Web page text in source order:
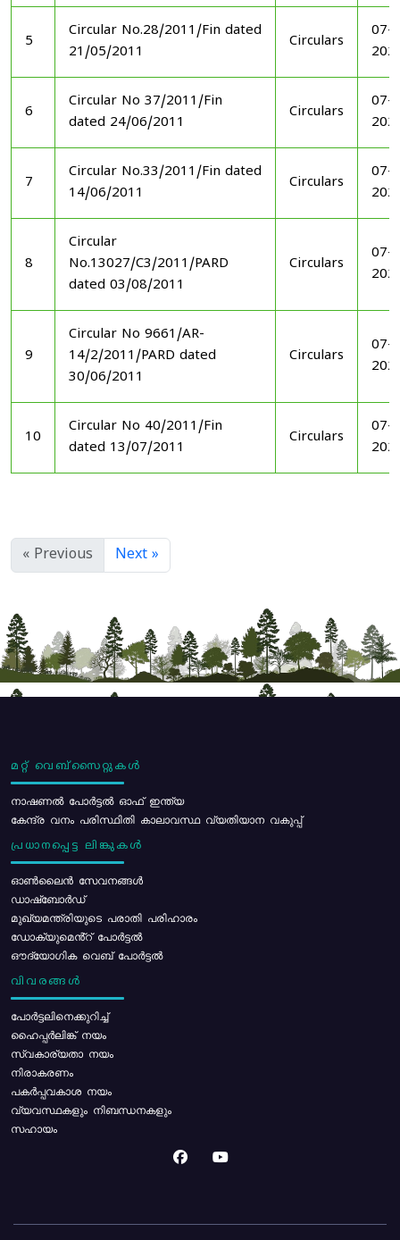
5
Circular No.28/2011/Fin dated
21/05/2011
Circulars
07-
6
Circular No 37/2011/Fin
dated 24/06/2011
Circulars
07-
7
Circular No.33/2011/Fin dated
14/06/2011
Circulars
07-
8
Circular
No.13027/C3/2011/PARD
dated 03/08/2011
Circulars
07-
9
Circular No 9661/AR-
14/2/2011/PARD dated
30/06/2011
Circulars
07-
10
Circular No 40/2011/Fin
dated 13/07/2011
Circulars
07-
« Previous Next »
മറ്റ് വെബ്സൈറ്റുകൾ
നാഷണൽ പോർട്ടൽ ഓഫ് ഇന്ത്യ
കേന്ദ്ര വനം പരിസ്ഥിതി കാലാവസ്ഥ വ്യതിയാന വകുപ്പ്
പ്രധാനപ്പെട്ട ലിങ്കുകൾ
ഓൺലൈൻ സേവനങ്ങൾ
ഡാഷ്ബോർഡ്
മുഖ്യമന്ത്രിയുടെ പരാതി പരിഹാരം
ഡോക്യുമെൻ്റ് പോർട്ടൽ
ഔദ്യോഗിക വെബ് പോർട്ടൽ
വിവരങ്ങൾ
പോര്‍ട്ടലിനെക്കുറിച്ച്
ഹൈപ്പർലിങ്ക് നയം
സ്വകാര്യതാ നയം
നിരാകരണം
പകർപ്പവകാശ നയം
വ്യവസ്ഥകളും നിബന്ധനകളും
സഹായം